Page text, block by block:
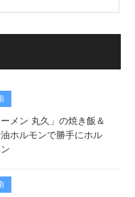
メン 丸久」の焼き飯＆
ホルモンで勝手にホル